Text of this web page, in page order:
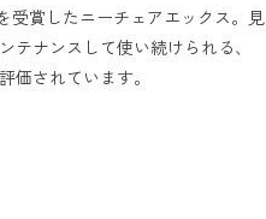
受賞した​ニーチェアエックス。​見
ナンスして​使い続けられる、​
価されています。​